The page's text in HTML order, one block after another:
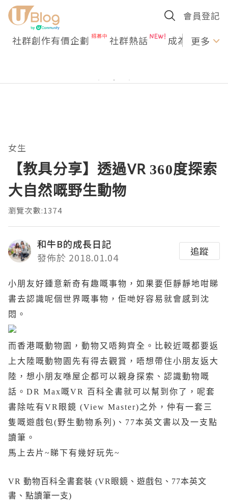
會員登記
社群創作有價企劃 社群熱話 成為U更多
女生
【教具分享】透過VR 360度探索
大自然嘅野生動物
瀏覽次數:1374
和牛B的成長日記
發佈於 2018.01.04
追蹤
小朋友好鍾意新奇有趣嘅事物，如果要佢靜靜地咁睇
書去認識呢個世界嘅事物，佢哋好容易就會感到沈
悶。
而香港嘅動物園，動物又唔夠齊全。比較近嘅都要返
上大陸嘅動物園先有得去觀賞，唔想帶住小朋友返大
陸，想小朋友喺屋企都可以親身探索、認識動物嘅
話。 DR Max 嘅VR 百科全書就可以幫到你了，呢套
書除咗有VR 眼鏡 (View Master)之外，仲有一套三
隻嘅遊戲包(野生動物系列 ) 、 77本英文書以及一支點
讀筆。
馬上去片~睇下有幾好玩先~
VR 動物百科全書套裝 (VR眼鏡、遊戲包、77本英文
書、點讀筆一支)